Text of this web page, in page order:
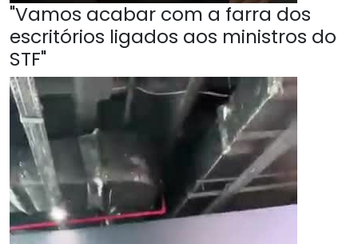
"Vamos acabar com a farra dos
escritórios ligados aos ministros do
STF"